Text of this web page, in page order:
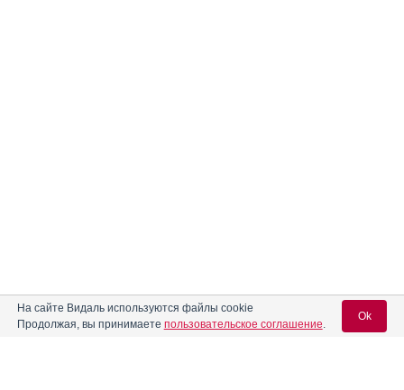
На сайте Видаль используются файлы cookie
Продолжая, вы принимаете пользовательское соглашение.
Ok